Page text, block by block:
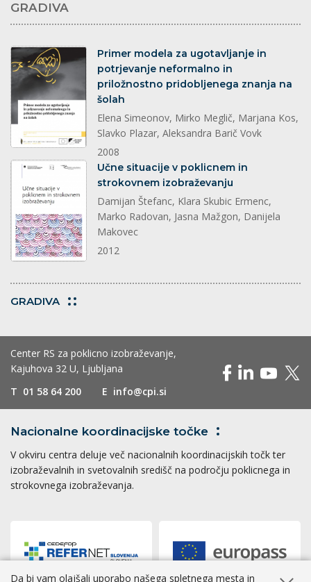
GRADIVA
dokument
Primer modela za ugotavljanje in
potrjevanje neformalno in
priložnostno pridobljenega znanja na
šolah
Elena Simeonov, Mirko Meglič, Marjana Kos,
Slavko Plazar, Aleksandra Barič Vovk
2008
dokument
Učne situacije v poklicnem in
strokovnem izobraževanju
Damijan Štefanc, Klara Skubic Ermenc,
Marko Radovan, Jasna Mažgon, Danijela
Makovec
2012
GRADIVA
Center RS za poklicno izobraževanje,
Kajuhova 32 U, Ljubljana
T 01 58 64 200 E info@cpi.si
Nacionalne koordinacijske točke
V okviru centra deluje več nacionalnih koordinacijskih točk ter
izobraževalnih in svetovalnih središč na področju poklicnega in
strokovnega izobraževanja.
Da bi vam olajšali uporabo našega spletnega mesta in